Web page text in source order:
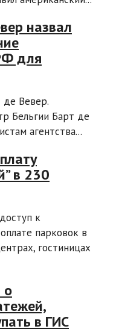
назвал
для
де Вевер.
Бельгии Барт де
агентства...
в 230
к
парковок в
гостиницах
о
в ГИС